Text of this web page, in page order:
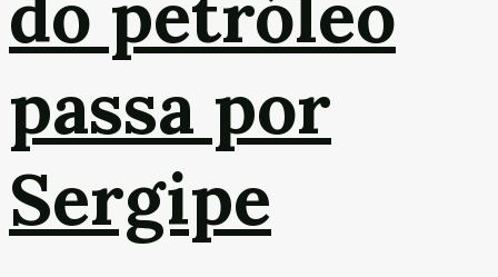
passa por
Sergipe